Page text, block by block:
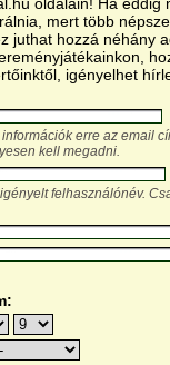
mert több
juthat hozzá néhány
igényelhet
erre az email
kell megadni.
felhasználónév.